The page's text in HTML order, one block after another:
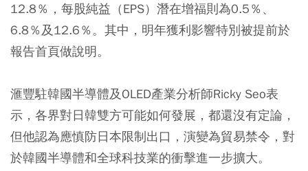
12.8％，每股純益（EPS）潛在增福則為0.5％、
6.8％及12.6％。其中，明年獲利影響特別被提前於
報告首頁做說明。
滙豐駐韓國半導體及OLED產業分析師Ricky Seo表
示，各界對日韓雙方可能如何發展，都還沒有定論，
但他認為應慎防日本限制出口，演變為貿易禁令，對
於韓國半導體和全球科技業的衝擊進一步擴大。